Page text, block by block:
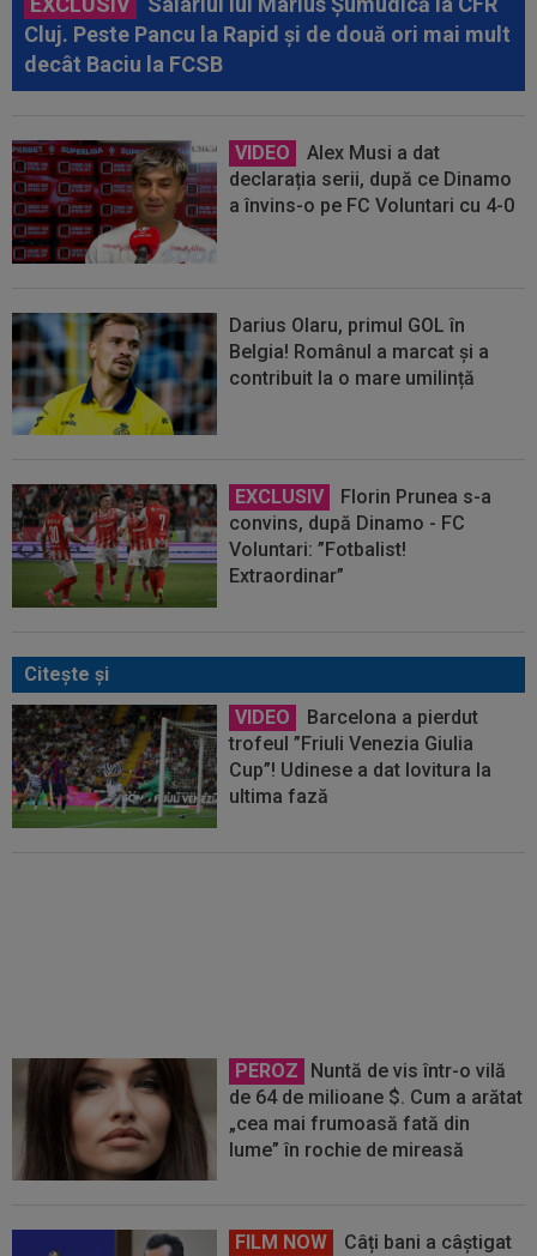
Cluj. Peste Pancu la Rapid și de două ori mai mult
decât Baciu la FCSB
VIDEO
Alex Musi a dat
declarația serii, după ce Dinamo
a învins-o pe FC Voluntari cu 4-0
Darius Olaru, primul GOL în
Belgia! Românul a marcat și a
contribuit la o mare umilință
EXCLUSIV
Florin Prunea s-a
convins, după Dinamo - FC
Voluntari: ”Fotbalist!
Extraordinar”
Citeşte şi
VIDEO
Barcelona a pierdut
trofeul ”Friuli Venezia Giulia
Cup”! Udinese a dat lovitura la
ultima fază
PEROZ
Nuntă de vis într-o vilă
de 64 de milioane $. Cum a arătat
„cea mai frumoasă fată din
lume” în rochie de mireasă
FILM NOW
Câți bani a câștigat